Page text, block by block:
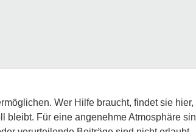
Wer Hilfe braucht, findet sie
bleibt. Für eine angenehme Atmosphäre